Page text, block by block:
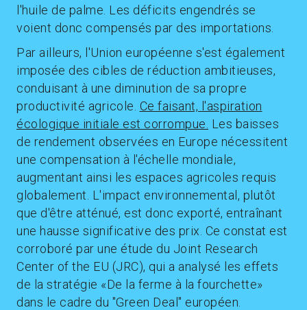
l'huile de palme. Les déficits engendrés se
voient donc compensés par des importations.
Par ailleurs, l'Union européenne s'est également
imposée des cibles de réduction ambitieuses,
conduisant à une diminution de sa propre
productivité agricole. Ce faisant, l'aspiration
écologique initiale est corrompue. Les baisses
de rendement observées en Europe nécessitent
une compensation à l'échelle mondiale,
augmentant ainsi les espaces agricoles requis
globalement. L'impact environnemental, plutôt
que d'être atténué, est donc exporté, entraînant
une hausse significative des prix. Ce constat est
corroboré par une étude du Joint Research
Center of the EU (JRC), qui a analysé les effets
de la stratégie «De la ferme à la fourchette»
dans le cadre du "Green Deal" européen.